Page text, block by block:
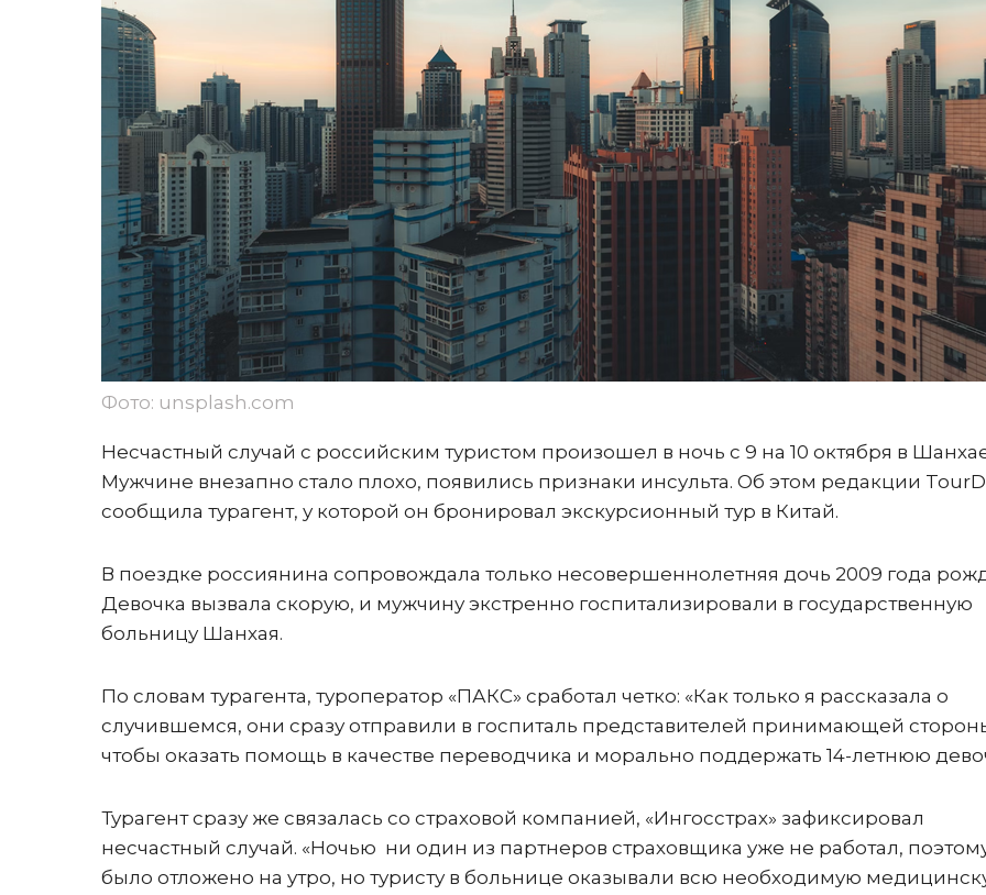
Фото: unsplash.com
Несчастный случай с российским туристом произошел в ночь с 9 на 10 октября в
Мужчине внезапно стало плохо, появились признаки инсульта. Об этом редакции
сообщила турагент, у которой он бронировал экскурсионный тур в Китай.
В поездке россиянина сопровождала только несовершеннолетняя дочь 2009 года
Девочка вызвала скорую, и мужчину экстренно госпитализировали в государственную
больницу Шанхая.
По словам турагента, туроператор «ПАКС» сработал четко: «Как только я рассказала о
случившемся, они сразу отправили в госпиталь представителей принимающей
чтобы оказать помощь в качестве переводчика и морально поддержать 14-летнюю
Турагент сразу же связалась со страховой компанией, «Ингосстрах» зафиксировал
несчастный случай. «Ночью ни один из партнеров страховщика уже не работал,
было отложено на утро, но туристу в больнице оказывали всю необходимую